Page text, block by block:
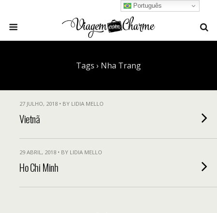
Tags › Nha Trang
27 JULHO, 2018 • BY LIDIA MELLO
Vietnã
29 ABRIL, 2018 • BY LIDIA MELLO
Ho Chi Minh
Português